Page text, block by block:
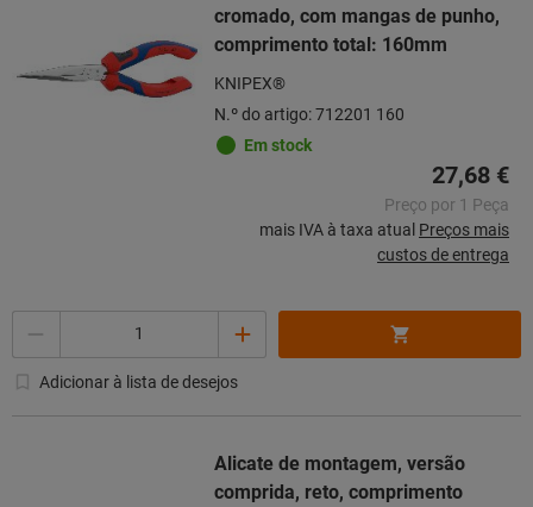
cromado, com mangas de punho,
comprimento total: 160mm
KNIPEX®
N.º do artigo: 712201 160
Em stock
27,68 €
Preço por 1 Peça
mais IVA à taxa atual Preços mais
custos de entrega
Adicionar à lista de desejos
Alicate de montagem, versão
comprida, reto, comprimento